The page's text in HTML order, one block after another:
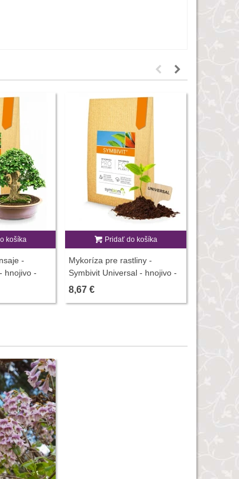
košíka
-
hnojivo -
Pridať do košíka
Mykoríza pre rastliny -
Symbivit Universal - hnojivo -
150 g
8,67 €